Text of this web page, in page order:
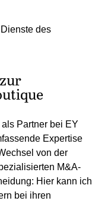
des
Partner bei EY
Expertise
von der
M&A-
Hier kann ich
bei ihren